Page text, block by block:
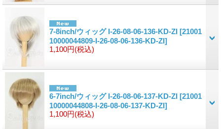
7-8inch/ウィッグ I-26-08-06-136-KD-ZI [21001
10000044809-I-26-08-06-136-KD-ZI]
1,100円(税込)
6-7inch/ウィッグ I-26-08-06-137-KD-ZI [21001
10000044808-I-26-08-06-137-KD-ZI]
1,100円(税込)